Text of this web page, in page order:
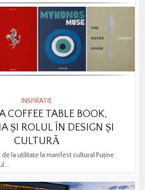
INSPIRATIE
COFFEE TABLE BOOK,
ȘI ROLUL ÎN DESIGN ȘI
CULTURĂ
la utilitate la manifest cultural Puține